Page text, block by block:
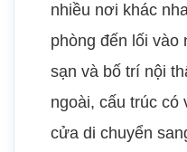
nhiều nơi khác
phòng đến lối vào
sạn và bố trí nội
ngoài, cấu trúc có
cửa di chuyển